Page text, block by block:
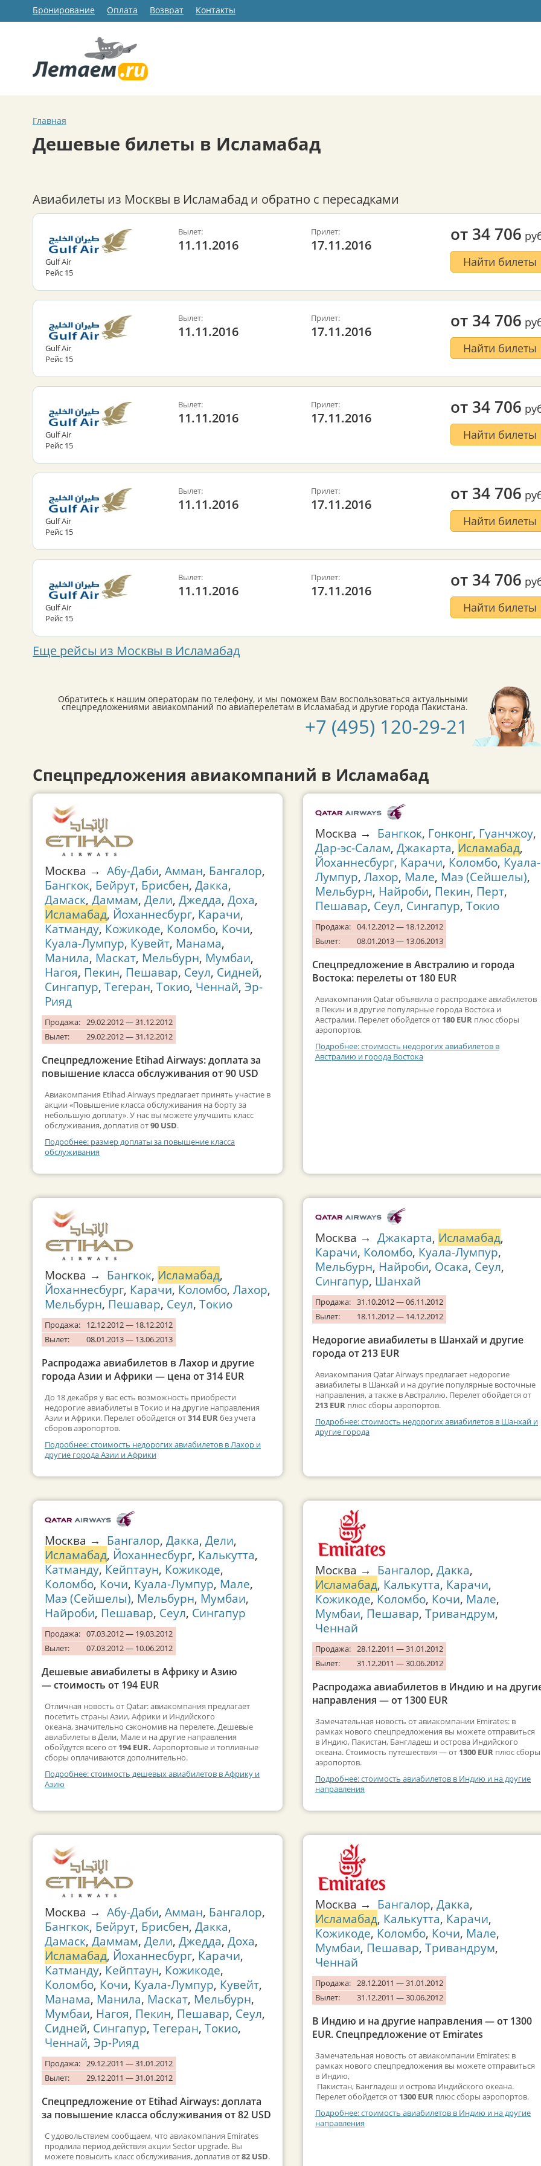
Бронирование Оплата Возврат Контакты
Главная
Дешевые билеты в Исламабад
Авиабилеты из Москвы в Исламабад и обратно с пересадками
Gulf Air
Рейс 15
Вылет:
11.11.2016
Прилет:
17.11.2016
от 34 706
Найти билеты
Gulf Air
Рейс 15
Вылет:
11.11.2016
Прилет:
17.11.2016
от 34 706
Найти билеты
Gulf Air
Рейс 15
Вылет:
11.11.2016
Прилет:
17.11.2016
от 34 706
Найти билеты
Gulf Air
Рейс 15
Вылет:
11.11.2016
Прилет:
17.11.2016
от 34 706
Найти билеты
Gulf Air
Рейс 15
Вылет:
11.11.2016
Прилет:
17.11.2016
от 34 706
Найти билеты
Еще рейсы из Москвы в Исламабад
Обратитесь к нашим операторам по телефону, и мы поможем Вам воспользоваться актуальными
спецпредложениями авиакомпаний по авиаперелетам в Исламабад и другие города Пакистана.
+7 (495) 120-29-21
Спецпредложения авиакомпаний в Исламабад
Москва → Абу-Даби, Амман, Бангалор,
Бангкок, Бейрут, Брисбен, Дакка,
Дамаск, Даммам, Дели, Джедда, Доха,
Исламабад, Йоханнесбург, Карачи,
Катманду, Кожикоде, Коломбо, Кочи,
Куала-Лумпур, Кувейт, Манама,
Манила, Маскат, Мельбурн, Мумбаи,
Нагоя, Пекин, Пешавар, Сеул, Сидней,
Сингапур, Тегеран, Токио, Ченнай, Эр-
Рияд
Продажа: 29.02.2012 — 31.12.2012
Вылет:
29.02.2012 — 31.12.2012
Спецпредложение Etihad Airways: доплата за
повышение класса обслуживания от 90 USD
Авиакомпания Etihad Airways предлагает принять участие в
акции «Повышение класса обслуживания на борту за
небольшую доплату». У нас вы можете улучшить класс
обслуживания, доплатив от90 USD.
Подробнее: размер доплаты за повышение класса
обслуживания
Москва → Бангкок, Исламабад,
Йоханнесбург, Карачи, Коломбо, Лахор,
Мельбурн, Пешавар, Сеул, Токио
Продажа:
12.12.2012 — 18.12.2012
Вылет:
08.01.2013 — 13.06.2013
Распродажа авиабилетов в Лахор и другие
города Азии и Африки — цена от 314 EUR
До 18 декабря у вас есть возможность приобрести
недорогие авиабилеты в Токио и на другие направления
Азии и Африки. Перелет обойдется от314 EURбез учета
сборов аэропортов.
Подробнее: стоимость недорогих авиабилетов в Лахор и
другие города Азии и Африки
Москва → Бангалор, Дакка, Дели,
Исламабад, Йоханнесбург, Калькутта,
Катманду, Кейптаун, Кожикоде,
Коломбо, Кочи, Куала-Лумпур, Мале,
Маэ (Сейшелы), Мельбурн, Мумбаи,
Найроби, Пешавар, Сеул, Сингапур
Продажа: 07.03.2012 — 19.03.2012
Вылет:
07.03.2012 — 10.06.2012
Дешевые авиабилеты в Африку и Азию
— стоимость от 194 EUR
Отличная новость от Qatar: авиакомпания предлагает
посетить страны Азии, Африки и Индийского
океана, значительно сэкономив на перелете. Дешевые
авиабилеты в Дели, Мале и на другие направления
обойдутся всего от 194 EUR. Аэропортовые и топливные
сборы оплачиваются дополнительно.
Подробнее: стоимость дешевых авиабилетов в Африку и
Азию
Москва → Абу-Даби, Амман, Бангалор,
Бангкок, Бейрут, Брисбен, Дакка,
Дамаск, Даммам, Дели, Джедда, Доха,
Исламабад, Йоханнесбург, Карачи,
Катманду, Кейптаун, Кожикоде,
Коломбо, Кочи, Куала-Лумпур, Кувейт,
Манама, Манила, Маскат, Мельбурн,
Мумбаи, Нагоя, Пекин, Пешавар, Сеул,
Сидней, Сингапур, Тегеран, Токио,
Ченнай, Эр-Рияд
Продажа: 29.12.2011 — 31.01.2012
Вылет:
29.12.2011 — 31.01.2012
Спецпредложение от Etihad Airways: доплата
за повышение класса обслуживания от 82 USD
С удовольствием сообщаем, что авиакомпания Emirates
продлила период действия акции Sector upgrade. Вы
можете повысить класс обслуживания, доплатив от82 USD.
Москва → Бангкок, Гонконг, Гуанчжоу,
Дар-эс-Салам, Джакарта, Исламабад,
Йоханнесбург, Карачи, Коломбо, Куала-
Лумпур, Лахор, Мале, Маэ (Сейшелы),
Мельбурн, Найроби, Пекин, Перт,
Пешавар, Сеул, Сингапур, Токио
Продажа: 04.12.2012 — 18.12.2012
Вылет:
08.01.2013 — 13.06.2013
Спецпредложение в Австралию и города
Востока: перелеты от 180 EUR
Авиакомпания Qatar объявила о распродаже авиабилетов
в Пекин и в другие популярные города Востока и
Австралии. Перелет обойдется от 180 EUR плюс сборы
аэропортов.
Подробнее: стоимость недорогих авиабилетов в
Австралию и города Востока
Москва → Джакарта, Исламабад,
Карачи, Коломбо, Куала-Лумпур,
Мельбурн, Найроби, Осака, Сеул,
Сингапур, Шанхай
Продажа: 31.10.2012 — 06.11.2012
Вылет:
18.11.2012 — 14.12.2012
Недорогие авиабилеты в Шанхай и другие
города от 213 EUR
Авиакомпания Qatar Airways предлагает недорогие
авиабилеты в Шанхай и на другие популярные восточные
направления, а также в Австралию. Перелет обойдется от
213 EUR плюс сборы аэропортов.
Подробнее: стоимость недорогих авиабилетов в Шанхай и
другие города
Москва → Бангалор, Дакка,
Исламабад, Калькутта, Карачи,
Кожикоде, Коломбо, Кочи, Мале,
Мумбаи, Пешавар, Тривандрум,
Ченнай
Продажа: 28.12.2011 — 31.01.2012
Вылет:
31.12.2011 — 30.06.2012
Распродажа авиабилетов в Индию и на
направления — от 1300 EUR
Замечательная новость от авиакомпании Emirates: в
рамках нового спецпредложения вы можете отправиться
в Индию, Пакистан, Бангладеш и острова Индийского
океана. Стоимость путешествия — от 1300 EUR плюс сборы
аэропортов.
Подробнее: стоимость авиабилетов в Индию и на другие
направления
Москва → Бангалор, Дакка,
Исламабад, Калькутта, Карачи,
Кожикоде, Коломбо, Кочи, Мале,
Мумбаи, Пешавар, Тривандрум,
Ченнай
Продажа: 28.12.2011 — 31.01.2012
Вылет:
31.12.2011 — 30.06.2012
В Индию и на другие направления — от 1300
EUR. Спецпредложение от Emirates
Замечательная новость от авиакомпании Emirates: в
рамках нового спецпредложения вы можете отправиться
в Индию,
Пакистан, Бангладеш и острова Индийского океана.
Перелет обойдется от 1300 EUR плюс сборы аэропортов.
Подробнее: стоимость авиабилетов в Индию и на другие
направления